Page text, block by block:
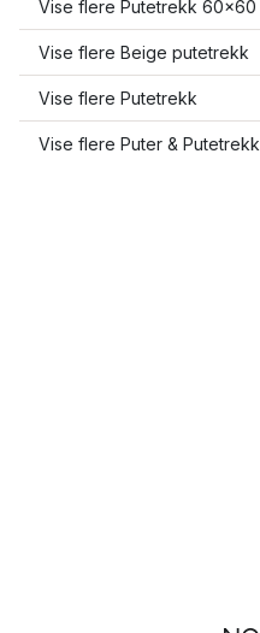
Vise flere Putetrekk 60x60
Vise flere Beige putetrekk
Vise flere Putetrekk
Vise flere Puter & Putetrekk